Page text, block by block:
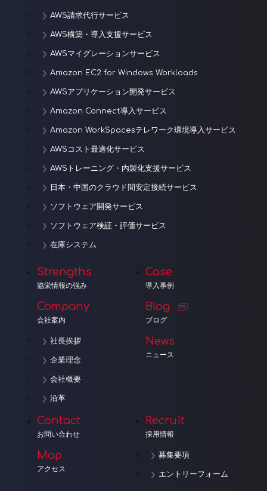
AWS請求代行サービス
AWS構築・導入支援サービス
AWSマイグレーションサービス
Amazon EC2 for Windows Workloads
AWSアプリケーション開発サービス
Amazon Connect導入サービス
Amazon WorkSpacesテレワーク環境導入サービス
AWSコスト最適化サービス
AWSトレーニング・内製化支援サービス
日本・中国のクラウド間安定接続サービス
ソフトウェア開発サービス
ソフトウェア検証・評価サービス
在庫システム
Strengths
協栄情報の強み
Company
会社案内
社長挨拶
企業理念
会社概要
沿革
Case
導入事例
Blog
ブログ
News
ニュース
Contact
お問い合わせ
Map
アクセス
Recruit
採用情報
募集要項
エントリーフォーム